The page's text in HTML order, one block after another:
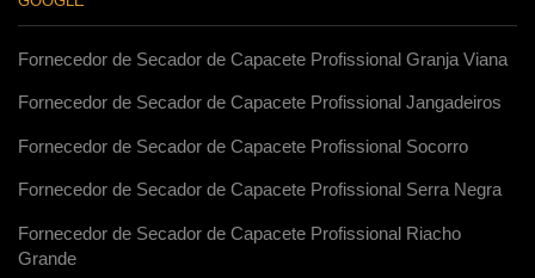
Fornecedor de Secador de Capacete Profissional Granja Viana
Fornecedor de Secador de Capacete Profissional Jangadeiros
Fornecedor de Secador de Capacete Profissional Socorro
Fornecedor de Secador de Capacete Profissional Serra Negra
Fornecedor de Secador de Capacete Profissional Riacho
Grande